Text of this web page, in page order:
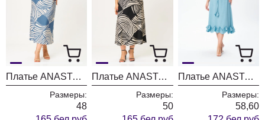
Платье ANASTASIA MAK 1266 синий + молочный
Размеры:
48
Платье ANASTASIA MAK 1266 черный + молочный
Размеры:
50
Платье ANASTASIA MAK 1250 бледно-голубой
Размеры:
58,60